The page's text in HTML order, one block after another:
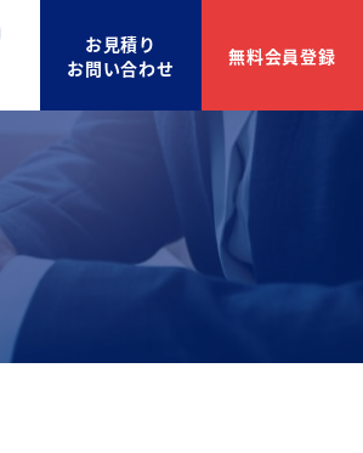
お見積り
お問い合わせ
無料会員登録